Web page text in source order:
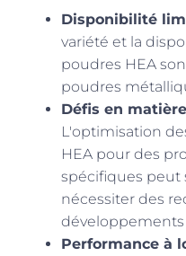
Disponibilité
variété et la
poudres HEA
poudres
Défis en
L'optimisation
HEA pour des
spécifiques peut
nécessiter des
Performance à